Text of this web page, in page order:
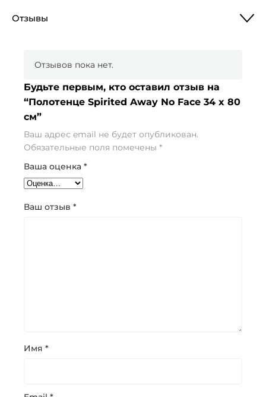
Отзывы
Отзывов пока нет.
Будьте первым, кто оставил отзыв на
“Полотенце Spirited Away No Face 34 x 80
см”
Ваш адрес email не будет опубликован.
Обязательные поля помечены *
Ваша оценка *
Ваш отзыв *
Имя *